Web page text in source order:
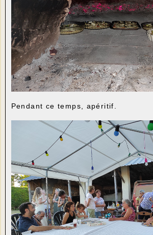
Pendant ce temps, apéritif.